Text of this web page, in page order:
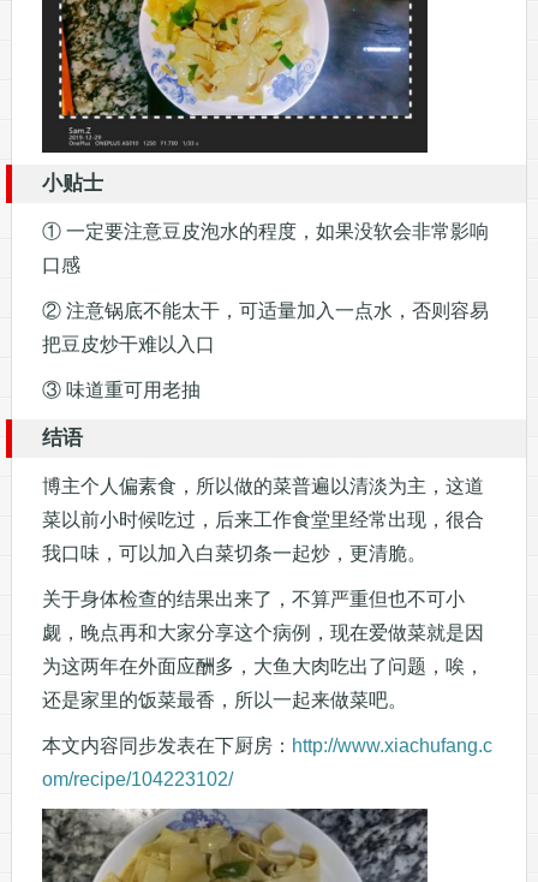
小贴士
① 一定要注意豆皮泡水的程度，如果没软会非常影响
口感
② 注意锅底不能太干，可适量加入一点水，否则容易
把豆皮炒干难以入口
③ 味道重可用老抽
结语
博主个人偏素食，所以做的菜普遍以清淡为主，这道
菜以前小时候吃过，后来工作食堂里经常出现，很合
我口味，可以加入白菜切条一起炒，更清脆。
关于身体检查的结果出来了，不算严重但也不可小
觑，晚点再和大家分享这个病例，现在爱做菜就是因
为这两年在外面应酬多，大鱼大肉吃出了问题，唉，
还是家里的饭菜最香，所以一起来做菜吧。
本文内容同步发表在下厨房： http://www.xiachufang.c
om/recipe/104223102/